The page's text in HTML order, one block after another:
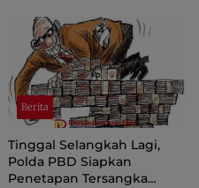
Distribusi Perlu Diperkuat
Berita
Tinggal Selangkah Lagi,
Polda PBD Siapkan
Penetapan Tersangka